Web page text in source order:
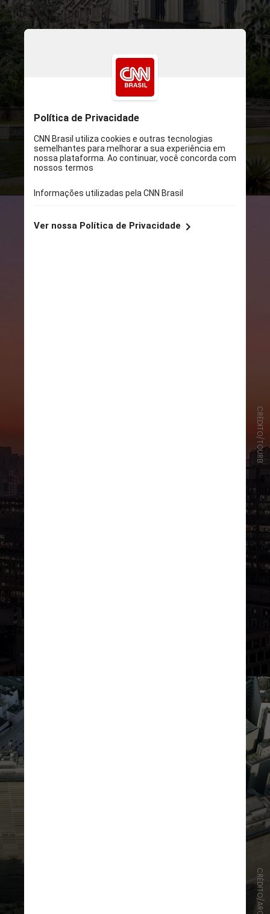
lista abaixo dez prédios de
São Paulo que ajudam a contar um
pouco de tantos anos de história,
remontando a décadas passadas e
se mantendo vivos e atuais
CRÉDITO/TOURB